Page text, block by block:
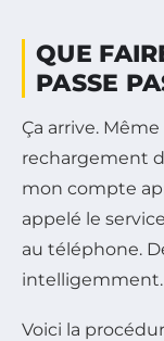
QUE
PASSE
Ça arrive.
rechargement
mon compte
appelé le
au téléphone.
intelligemment.
Voici la